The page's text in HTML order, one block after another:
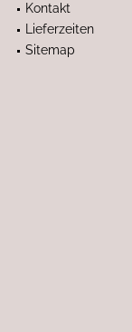
Kontakt
Lieferzeiten
Sitemap